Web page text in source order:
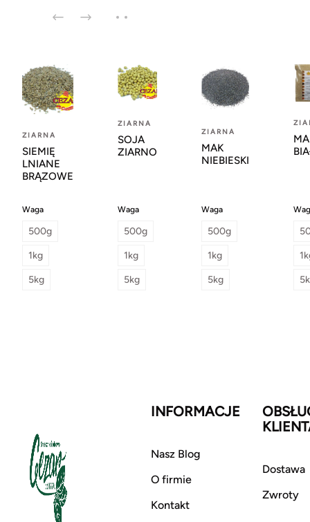
ZIARNA
SIEMIĘ
LNIANE
BRĄZOWE
Waga
500g
1kg
5kg
ZIARNA
SOJA
ZIARNO
Waga
500g
1kg
5kg
ZIARNA
MAK
NIEBIESKI
Waga
500g
1kg
5kg
INFORMACJE
Nasz Blog
O firmie
Kontakt
Dostawa
Zwroty